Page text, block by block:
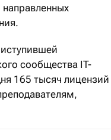
сообщества IT-
165 тысяч лицензий